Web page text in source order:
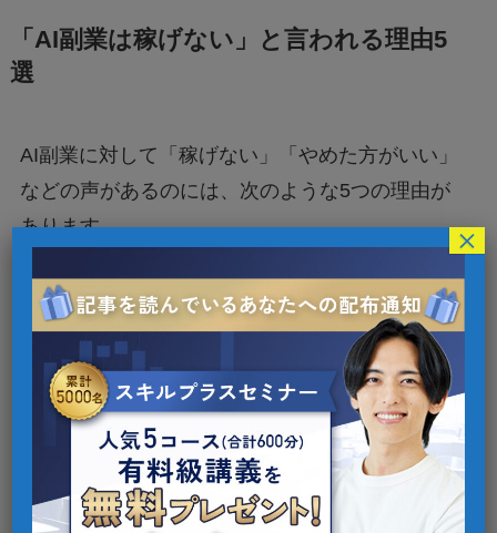
「AI副業は稼げない」と言われる理由5
選
AI副業に対して「稼げない」「やめた方がいい」
などの声があるのには、次のような5つの理由が
あります。
楽に稼げると勘違いして挫折する人が
多い
新しい副業で疑いを持っている人が多
い
AIの知識やスキルが不足している人が
多い
×